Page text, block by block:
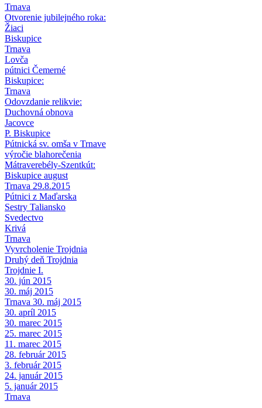
Trnava
Otvorenie jubilejného roka:
Žiaci
Biskupice
Trnava
Lovča
pútnici Čemerné
Biskupice:
Trnava
Odovzdanie relikvie:
Duchovná obnova
Jacovce
P. Biskupice
Pútnická sv. omša v Trnave
výročie blahorečenia
Mátraverebély-Szentkút:
Biskupice august
Trnava 29.8.2015
Pútnici z Maďarska
Sestry Taliansko
Svedectvo
Krivá
Trnava
Vyvrcholenie Trojdnia
Druhý deň Trojdnia
Trojdnie I.
30. jún 2015
30. máj 2015
Trnava 30. máj 2015
30. apríl 2015
30. marec 2015
25. marec 2015
11. marec 2015
28. február 2015
3. február 2015
24. január 2015
5. január 2015
Trnava